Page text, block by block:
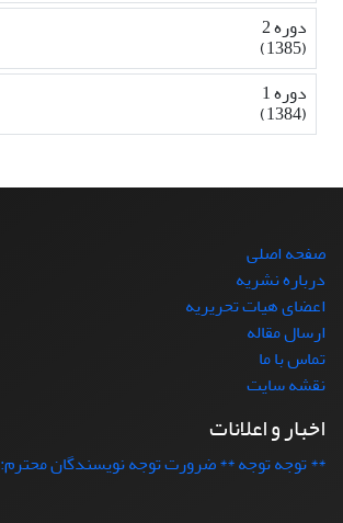
دوره 2
(1385)
دوره 1
(1384)
صفحه اصلی
درباره نشریه
اعضای هیات تحریریه
ارسال مقاله
تماس با ما
نقشه سایت
اخبار و اعلانات
** توجه توجه ** ضرورت توجه نویسندگان محترم: